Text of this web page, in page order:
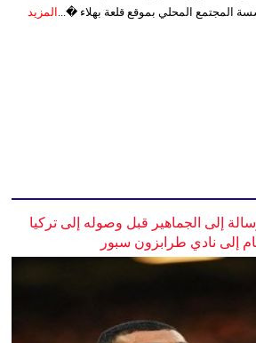
المجتمع المحلي بموقع قلعة بهلاء �... المزيد
إلى الجماهير قبل وصوله إلى تركيا
إلى نادي طرابزون سبور